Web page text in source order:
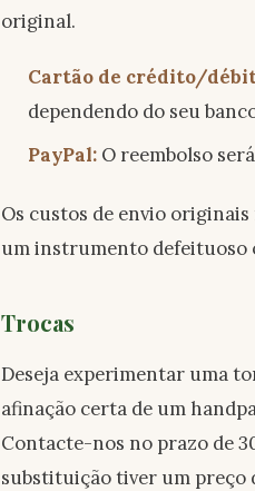
original.
Cartão de crédito/
dependendo do seu
PayPal: O reembolso
Os custos de envio originais
um instrumento defeituoso
Trocas
Deseja experimentar uma
afinação certa de um
Contacte-nos no prazo de
substituição tiver um preço